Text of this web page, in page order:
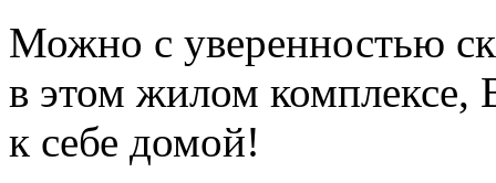
Можно с уверенностью
в этом жилом комплексе,
к себе домой!